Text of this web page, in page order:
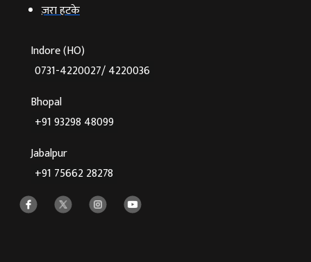
ज़रा हटके
Indore (HO)
0731-4220027/ 4220036
Bhopal
+91 93298 48099
Jabalpur
+91 75662 28278